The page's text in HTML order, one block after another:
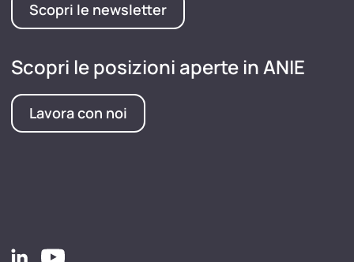
Scopri le newsletter
Scopri le posizioni aperte in ANIE
Lavora con noi